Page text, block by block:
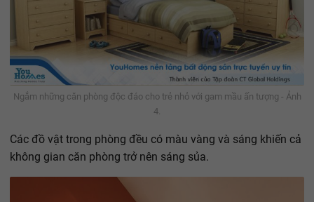
Ngắm những căn phòng độc đáo cho trẻ nhỏ với gam mầu ấn tượng - Ảnh
4.
Các đồ vật trong phòng đều có màu vàng và sáng khiến cả
không gian căn phòng trở nên sáng sủa.